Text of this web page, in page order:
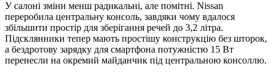
У салоні зміни менш радикальні, але помітні. Nissan
переробила центральну консоль, завдяки чому вдалося
збільшити простір для зберігання речей до 3,2 літра.
Підсклянники тепер мають простішу конструкцію без шторок,
а бездротову зарядку для смартфона потужністю 15 Вт
перенесли на окремий майданчик під центральною консоллю.